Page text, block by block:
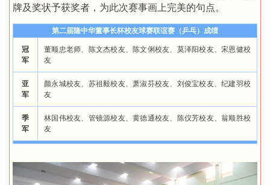
牌及奖状予获奖者，为此次赛事画上完美的句点。
第二届隆中华董事长杯校友球赛联谊赛（乒乓）成绩
冠
军
董顺忠老师、陈文杰校友、陈文俐校友、莫泽阳校友、宋恩健校
友
亚
军
颜永城校友、苏祖毅校友、萧淑芬校友、刘俊宝校友、纪建羽校
友
季
军
林国伟校友、管镜源校友、黄德通校友、陈仪芳校友、翁顺胜校
友